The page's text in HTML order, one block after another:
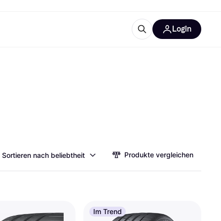
Login
Sortieren nach beliebtheit Produkte vergleichen
Im Trend